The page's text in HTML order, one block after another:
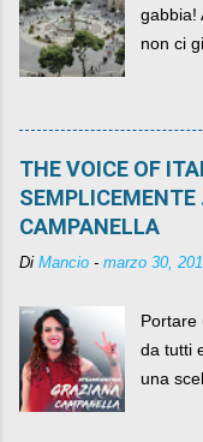
gabbia!
non ci
per un
più.
THE VOICE OF
CAMPANELLA
Di Mancio - marzo 30,
Portare
da tutti
una